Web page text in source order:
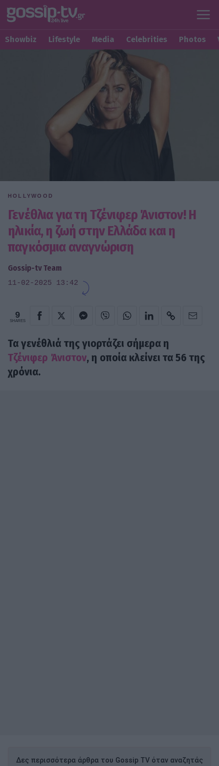
Showbiz Lifestyle Media Celebrities Photos
HOLLYWOOD
Γενέθλια για τη Τζένιφερ Άνιστον! Η
ηλικία, η ζωή στην Ελλάδα και η
παγκόσμια αναγνώριση
Gossip-tv Team
11-02-2025 13:42
9
SHARES
Τα γενέθλιά της γιορτάζει σήμερα η
Τζένιφερ Άνιστον, η οποία κλείνει τα 56 της
χρόνια.
Δες περισσότερα άρθρα του Gossip TV όταν αναζητάς